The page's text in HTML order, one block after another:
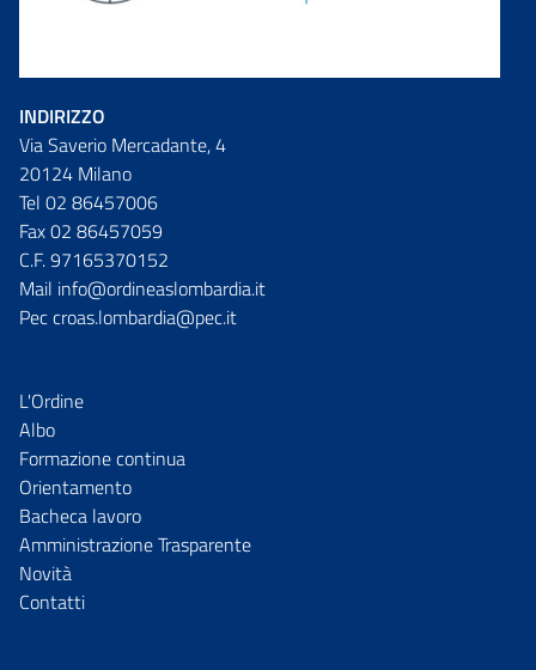
INDIRIZZO
Via Saverio Mercadante, 4
20124 Milano
Tel 02 86457006
Fax 02 86457059
C.F. 97165370152
Mail info@ordineaslombardia.it
Pec croas.lombardia@pec.it
L'Ordine
Albo
Formazione continua
Orientamento
Bacheca lavoro
Amministrazione Trasparente
Novità
Contatti